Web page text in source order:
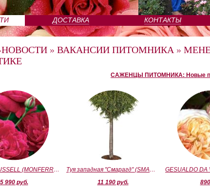
ДОСТАВКА КОНТАКТЫ
» ВАКАНСИИ ПИТОМНИКА »
САЖЕНЦЫ ПИТОМНИКА: Новые
DARCEY BUSSELL (MONFERRATO) (Дарси Басл)
5 990 руб.
Туя западная "Смарагд" (SMARAGD) ШТАМБ 100-140
11 190 руб.